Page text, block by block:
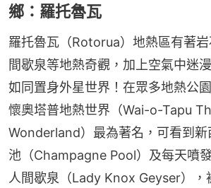
鄉：羅托魯瓦
羅托魯瓦（Rotorua）地熱區有著
間歇泉等地熱奇觀，加上空氣中迷
如同置身外星世界！在眾多地熱公
懷奧塔普地熱世界（Wai-o-Tapu
Wonderland）最為著名，可看到新
池（Champagne Pool）及每天噴
人間歇泉（Lady Knox Geyser），